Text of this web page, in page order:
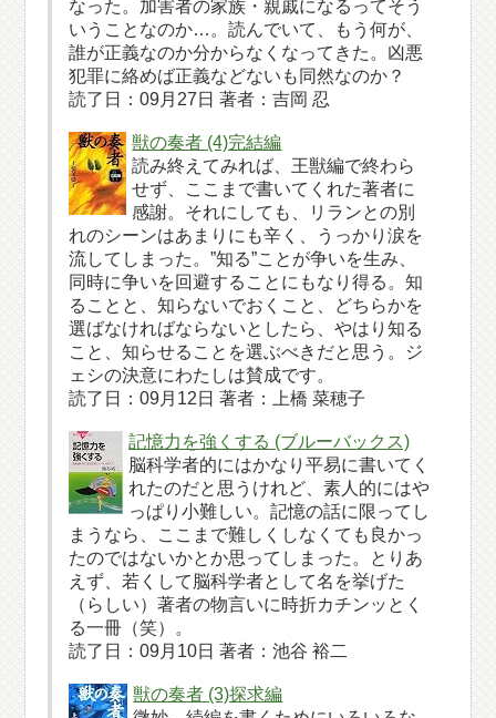
なった。加害者の家族・親戚になるってそう
いうことなのか…。読んでいて、もう何が、
誰が正義なのか分からなくなってきた。凶悪
犯罪に絡めば正義などないも同然なのか？
読了日：09月27日 著者：吉岡 忍
獣の奏者 (4)完結編
読み終えてみれば、王獣編で終わら
せず、ここまで書いてくれた著者に
感謝。それにしても、リランとの別
れのシーンはあまりにも辛く、うっかり涙を
流してしまった。”知る”ことが争いを生み、
同時に争いを回避することにもなり得る。知
ることと、知らないでおくこと、どちらかを
選ばなければならないとしたら、やはり知る
こと、知らせることを選ぶべきだと思う。ジ
ェシの決意にわたしは賛成です。
読了日：09月12日 著者：上橋 菜穂子
記憶力を強くする (ブルーバックス)
脳科学者的にはかなり平易に書いてく
れたのだと思うけれど、素人的にはや
っぱり小難しい。記憶の話に限ってし
まうなら、ここまで難しくしなくても良かっ
たのではないかとか思ってしまった。とりあ
えず、若くして脳科学者として名を挙げた
（らしい）著者の物言いに時折カチンッとく
る一冊（笑）。
読了日：09月10日 著者：池谷 裕二
獣の奏者 (3)探求編